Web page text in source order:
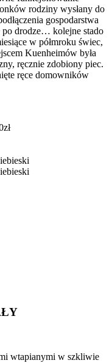
rodziny wysłany do
gospodarstwa
po drodze… kolejne stado
w półmroku świec,
Kuenheimów była
ręcznie zdobiony piec.
ręce domowników
zł
wtapianymi w szkliwie